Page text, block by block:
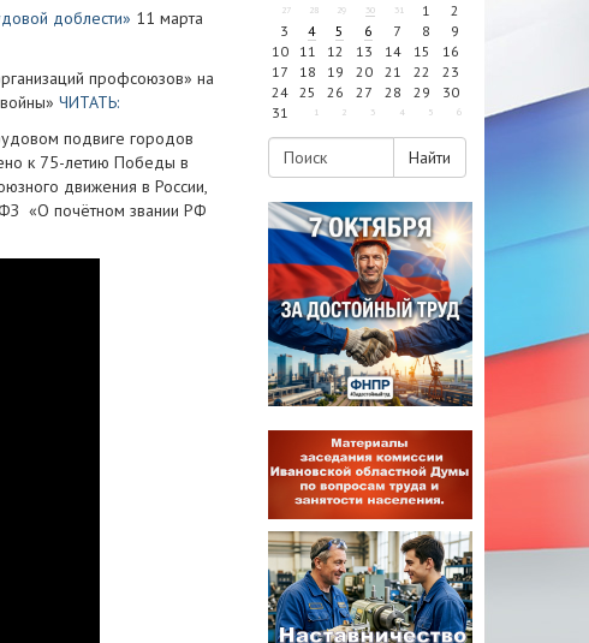
доблести» 11 марта
профсоюзов» на
ЧИТАТЬ:
подвиге городов
к 75-летию Победы в
движения в России,
«О почётном звании РФ
27 28 29 30 31 1
2
3
4 5 6 7 8
9
10
11 12 13 14 15
16
17
18 19 20 21 22
23
24 25 26 27 28 29
30
31
1 2 3 4 5 6
Найти